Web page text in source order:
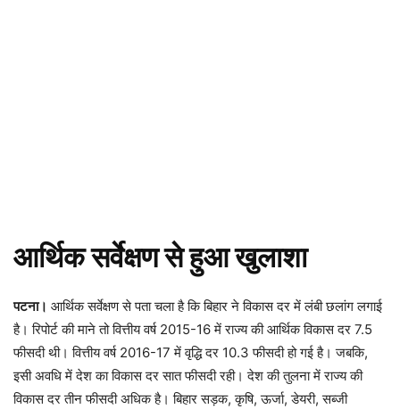
आर्थिक सर्वेक्षण से हुआ खुलाशा
पटना। आर्थिक सर्वेक्षण से पता चला है कि बिहार ने विकास दर में लंबी छलांग लगाई
है। रिपोर्ट की माने तो वित्तीय वर्ष 2015-16 में राज्य की आर्थिक विकास दर 7.5
फीसदी थी। वित्तीय वर्ष 2016-17 में वृद्धि दर 10.3 फीसदी हो गई है। जबकि,
इसी अवधि में देश का विकास दर सात फीसदी रही। देश की तुलना में राज्य की
विकास दर तीन फीसदी अधिक है। बिहार सड़क, कृषि, ऊर्जा, डेयरी, सब्जी